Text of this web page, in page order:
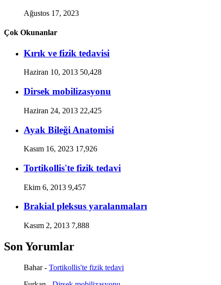
Ağustos 17, 2023
Çok Okunanlar
Kırık ve fizik tedavisi
Haziran 10, 2013 50,428
Dirsek mobilizasyonu
Haziran 24, 2013 22,425
Ayak Bileği Anatomisi
Kasım 16, 2023 17,926
Tortikollis'te fizik tedavi
Ekim 6, 2013 9,457
Brakial pleksus yaralanmaları
Kasım 2, 2013 7,888
Son Yorumlar
Bahar- Tortikollis'te fizik tedavi